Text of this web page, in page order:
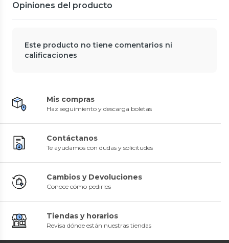
Opiniones del producto
Este producto no tiene comentarios ni
calificaciones
Mis compras
Haz seguimiento y descarga boletas
Contáctanos
Te ayudamos con dudas y solicitudes
Cambios y Devoluciones
Conoce cómo pedirlos
Tiendas y horarios
Revisa dónde están nuestras tiendas